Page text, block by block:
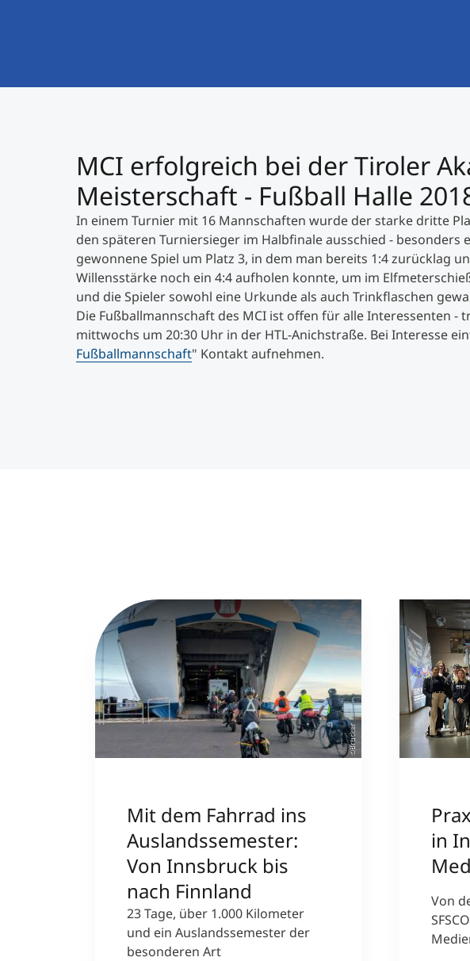
MCI erfolgreich bei der Tiroler
Meisterschaft - Fußball Halle
In einem Turnier mit 16 Mannschaften wurde der starke dritte
den späteren Turniersieger im Halbfinale ausschied - besonders
gewonnene Spiel um Platz 3, in dem man bereits 1:4 zurücklag
Willensstärke noch ein 4:4 aufholen konnte, um im
und die Spieler sowohl eine Urkunde als auch Trinkflaschen
Die Fußballmannschaft des MCI ist offen für alle Interessenten -
mittwochs um 20:30 Uhr in der HTL-Anichstraße. Bei Interesse
Fußballmannschaft" Kontakt aufnehmen.
©Brucker
Mit dem Fahrrad ins
Auslandssemester:
Von Innsbruck bis
nach Finnland
23 Tage, über 1.000 Kilometer
und ein Auslandssemester der
besonderen Art
in
Von